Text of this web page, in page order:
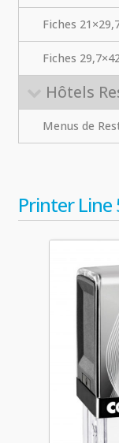
Fiches
Fiches
Hôtels
Menus de
Printer Line